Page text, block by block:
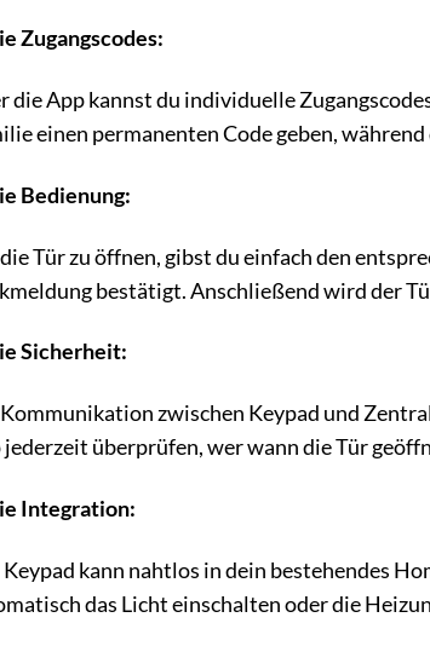
Zugangscodes:
die App kannst du individuelle
einen permanenten Code geben,
Bedienung:
Tür zu öffnen, gibst du einfach den
bestätigt. Anschließend wird der
Sicherheit:
zwischen Keypad und
jederzeit überprüfen, wer wann die Tür
Integration:
Keypad kann nahtlos in dein bestehendes
das Licht einschalten oder die